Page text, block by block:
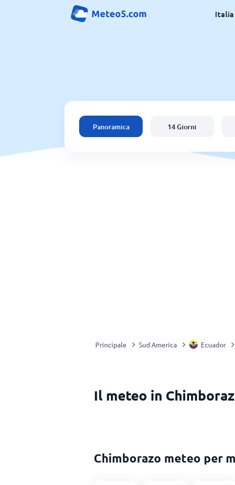
Italia
Panoramica 14 Giorni
Principale Sud America Ecuador
Il meteo in
Chimborazo meteo per